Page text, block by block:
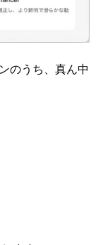
のうち、真ん中